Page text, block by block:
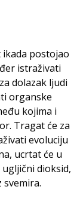
postojao
istraživati
dolazak ljudi
organske
kojima i
Tragat će za
evoluciju
ucrtat će u
dioksid,
svemira.